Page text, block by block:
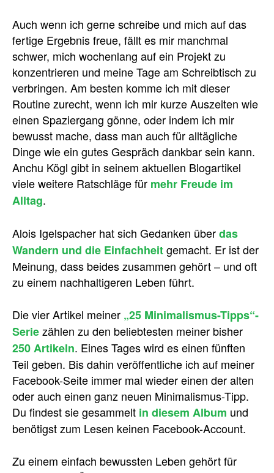
Auch wenn ich gerne schreibe und mich auf das
fertige Ergebnis freue, fällt es mir manchmal
schwer, mich wochenlang auf ein Projekt zu
konzentrieren und meine Tage am Schreibtisch zu
verbringen. Am besten komme ich mit dieser
Routine zurecht, wenn ich mir kurze Auszeiten wie
einen Spaziergang gönne, oder indem ich mir
bewusst mache, dass man auch für alltägliche
Dinge wie ein gutes Gespräch dankbar sein kann.
Anchu Kögl gibt in seinem aktuellen Blogartikel
viele weitere Ratschläge für mehr Freude im
Alltag.
Alois Igelspacher hat sich Gedanken überdas
Wandern und die Einfachheitgemacht. Er ist der
Meinung, dass beides zusammen gehört – und oft
zu einem nachhaltigeren Leben führt.
Die vier Artikel meiner „25 Minimalismus-Tipps“-
Seriezählen zu den beliebtesten meiner bisher
250 Artikeln. Eines Tages wird es einen fünften
Teil geben. Bis dahin veröffentliche ich auf meiner
Facebook-Seite immer mal wieder einen der alten
oder auch einen ganz neuen Minimalismus-Tipp.
Du findest sie gesammelt in diesem Album und
benötigst zum Lesen keinen Facebook-Account.
Zu einem einfach bewussten Leben gehört für